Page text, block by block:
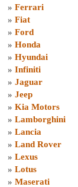
» Ferrari
» Fiat
» Ford
» Honda
» Hyundai
» Infiniti
» Jaguar
» Jeep
» Kia Motors
» Lamborghini
» Lancia
» Land Rover
» Lexus
» Lotus
» Maserati